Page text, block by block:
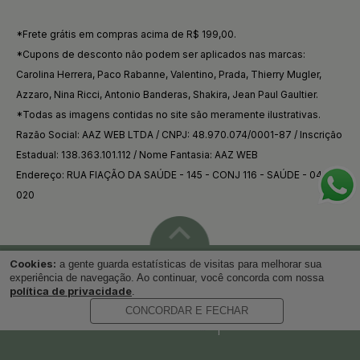
*Frete grátis em compras acima de R$ 199,00.
*Cupons de desconto não podem ser aplicados nas marcas:
Carolina Herrera, Paco Rabanne, Valentino, Prada, Thierry Mugler,
Azzaro, Nina Ricci, Antonio Banderas, Shakira, Jean Paul Gaultier.
*Todas as imagens contidas no site são meramente ilustrativas.
Razão Social: AAZ WEB LTDA / CNPJ: 48.970.074/0001-87 / Inscrição
Estadual: 138.363.101.112 / Nome Fantasia: AAZ WEB
Endereço: RUA FIAÇÃO DA SAÚDE - 145 - CONJ 116 - SAÚDE - 04144-
020
Voltar ao topo
Desenvolvido por
Cookies: a gente guarda estatísticas de visitas para melhorar sua
experiência de navegação. Ao continuar, você concorda com nossa
política de privacidade.
CONCORDAR E FECHAR